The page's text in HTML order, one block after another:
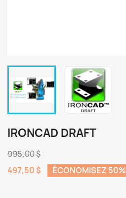
IRONCAD DRAFT
995,00 $
497,50 $
ÉCONOMISEZ 50%